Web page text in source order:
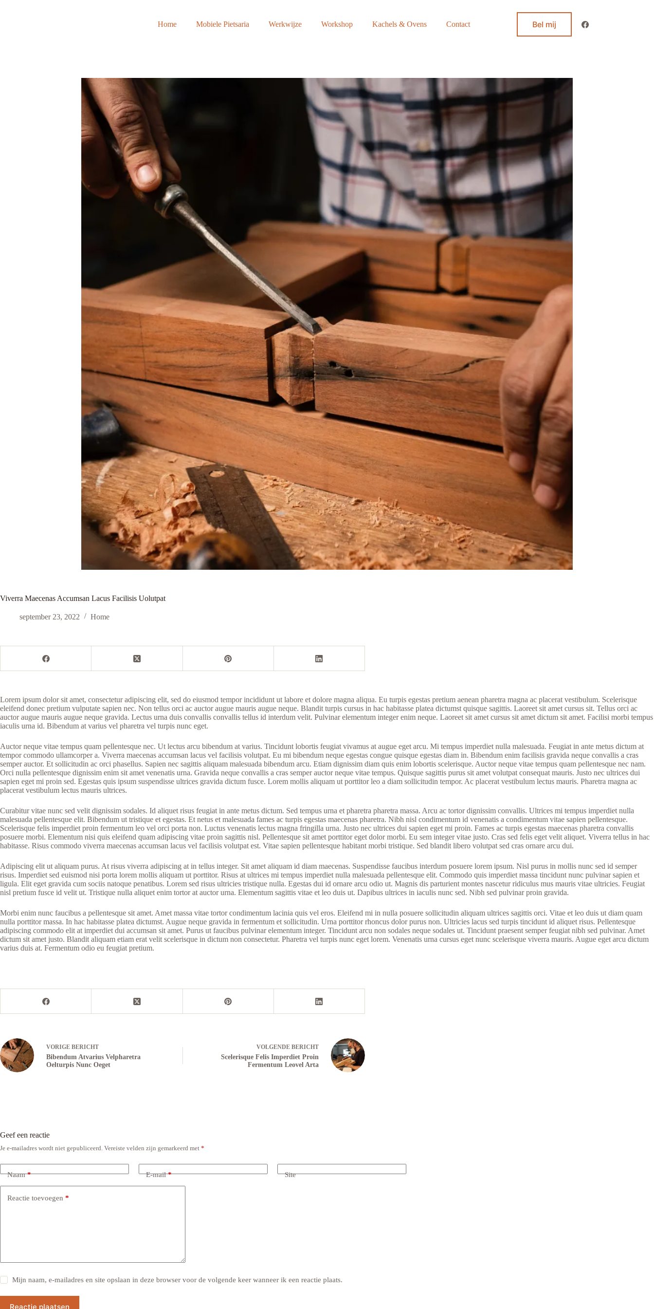
Home Mobiele Pietsaria Werkwijze Workshop Kachels & Ovens Contact Bel mij
Viverra Maecenas Accumsan Lacus Facilisis Uolutpat
september 23, 2022 Home
Lorem ipsum dolor sit amet, consectetur adipiscing elit, sed do eiusmod tempor incididunt ut labore et dolore magna aliqua. Eu turpis egestas pretium aenean pharetra magna ac placerat vestibulum. Scelerisque
eleifend donec pretium vulputate sapien nec. Non tellus orci ac auctor augue mauris augue neque. Blandit turpis cursus in hac habitasse platea dictumst quisque sagittis. Laoreet sit amet cursus sit. Tellus orci ac
auctor augue mauris augue neque gravida. Lectus urna duis convallis convallis tellus id interdum velit. Pulvinar elementum integer enim neque. Laoreet sit amet cursus sit amet dictum sit amet. Facilisi morbi tempus
iaculis urna id. Bibendum at varius vel pharetra vel turpis nunc eget.
Auctor neque vitae tempus quam pellentesque nec. Ut lectus arcu bibendum at varius. Tincidunt lobortis feugiat vivamus at augue eget arcu. Mi tempus imperdiet nulla malesuada. Feugiat in ante metus dictum at
tempor commodo ullamcorper a. Viverra maecenas accumsan lacus vel facilisis volutpat. Eu mi bibendum neque egestas congue quisque egestas diam in. Bibendum enim facilisis gravida neque convallis a cras
semper auctor. Et sollicitudin ac orci phasellus. Sapien nec sagittis aliquam malesuada bibendum arcu. Etiam dignissim diam quis enim lobortis scelerisque. Auctor neque vitae tempus quam pellentesque nec nam.
Orci nulla pellentesque dignissim enim sit amet venenatis urna. Gravida neque convallis a cras semper auctor neque vitae tempus. Quisque sagittis purus sit amet volutpat consequat mauris. Justo nec ultrices dui
sapien eget mi proin sed. Egestas quis ipsum suspendisse ultrices gravida dictum fusce. Lorem mollis aliquam ut porttitor leo a diam sollicitudin tempor. Ac placerat vestibulum lectus mauris. Pharetra magna ac
placerat vestibulum lectus mauris ultrices.
Curabitur vitae nunc sed velit dignissim sodales. Id aliquet risus feugiat in ante metus dictum. Sed tempus urna et pharetra pharetra massa. Arcu ac tortor dignissim convallis. Ultrices mi tempus imperdiet nulla
malesuada pellentesque elit. Bibendum ut tristique et egestas. Et netus et malesuada fames ac turpis egestas maecenas pharetra. Nibh nisl condimentum id venenatis a condimentum vitae sapien pellentesque.
Scelerisque felis imperdiet proin fermentum leo vel orci porta non. Luctus venenatis lectus magna fringilla urna. Justo nec ultrices dui sapien eget mi proin. Fames ac turpis egestas maecenas pharetra convallis
posuere morbi. Elementum nisi quis eleifend quam adipiscing vitae proin sagittis nisl. Pellentesque sit amet porttitor eget dolor morbi. Eu sem integer vitae justo. Cras sed felis eget velit aliquet. Viverra tellus in hac
habitasse. Risus commodo viverra maecenas accumsan lacus vel facilisis volutpat est. Vitae sapien pellentesque habitant morbi tristique. Sed blandit libero volutpat sed cras ornare arcu dui.
Adipiscing elit ut aliquam purus. At risus viverra adipiscing at in tellus integer. Sit amet aliquam id diam maecenas. Suspendisse faucibus interdum posuere lorem ipsum. Nisl purus in mollis nunc sed id semper
risus. Imperdiet sed euismod nisi porta lorem mollis aliquam ut porttitor. Risus at ultrices mi tempus imperdiet nulla malesuada pellentesque elit. Commodo quis imperdiet massa tincidunt nunc pulvinar sapien et
ligula. Elit eget gravida cum sociis natoque penatibus. Lorem sed risus ultricies tristique nulla. Egestas dui id ornare arcu odio ut. Magnis dis parturient montes nascetur ridiculus mus mauris vitae ultricies. Feugiat
nisl pretium fusce id velit ut. Tristique nulla aliquet enim tortor at auctor urna. Elementum sagittis vitae et leo duis ut. Dapibus ultrices in iaculis nunc sed. Nibh sed pulvinar proin gravida.
Morbi enim nunc faucibus a pellentesque sit amet. Amet massa vitae tortor condimentum lacinia quis vel eros. Eleifend mi in nulla posuere sollicitudin aliquam ultrices sagittis orci. Vitae et leo duis ut diam quam
nulla porttitor massa. In hac habitasse platea dictumst. Augue neque gravida in fermentum et sollicitudin. Urna porttitor rhoncus dolor purus non. Ultricies lacus sed turpis tincidunt id aliquet risus. Pellentesque
adipiscing commodo elit at imperdiet dui accumsan sit amet. Purus ut faucibus pulvinar elementum integer. Tincidunt arcu non sodales neque sodales ut. Tincidunt praesent semper feugiat nibh sed pulvinar. Amet
dictum sit amet justo. Blandit aliquam etiam erat velit scelerisque in dictum non consectetur. Pharetra vel turpis nunc eget lorem. Venenatis urna cursus eget nunc scelerisque viverra mauris. Augue eget arcu dictum
varius duis at. Fermentum odio eu feugiat pretium.
VORIGE BERICHT
Bibendum Atvarius Velpharetra
Oelturpis Nunc Oeget
VOLGENDE BERICHT
Scelerisque Felis Imperdiet Proin
Fermentum Leovel Arta
Geef een reactie
Je e-mailadres wordt niet gepubliceerd. Vereiste velden zijn gemarkeerd met *
Naam* E-mail* Site
Reactie toevoegen *
Mijn naam, e-mailadres en site opslaan in deze browser voor de volgende keer wanneer ik een reactie plaats.
Reactie plaatsen